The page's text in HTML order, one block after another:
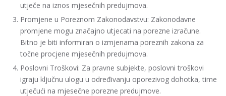
utječe na iznos mjesečnih predujmova.
Promjene u Poreznom Zakonodavstvu: Zakonodavne
promjene mogu značajno utjecati na porezne izračune.
Bitno je biti informiran o izmjenama poreznih zakona za
točne procjene mjesečnih predujmova.
Poslovni Troškovi: Za pravne subjekte, poslovni troškovi
igraju ključnu ulogu u određivanju oporezivog dohotka, time
utječući na mjesečne porezne predujmove.